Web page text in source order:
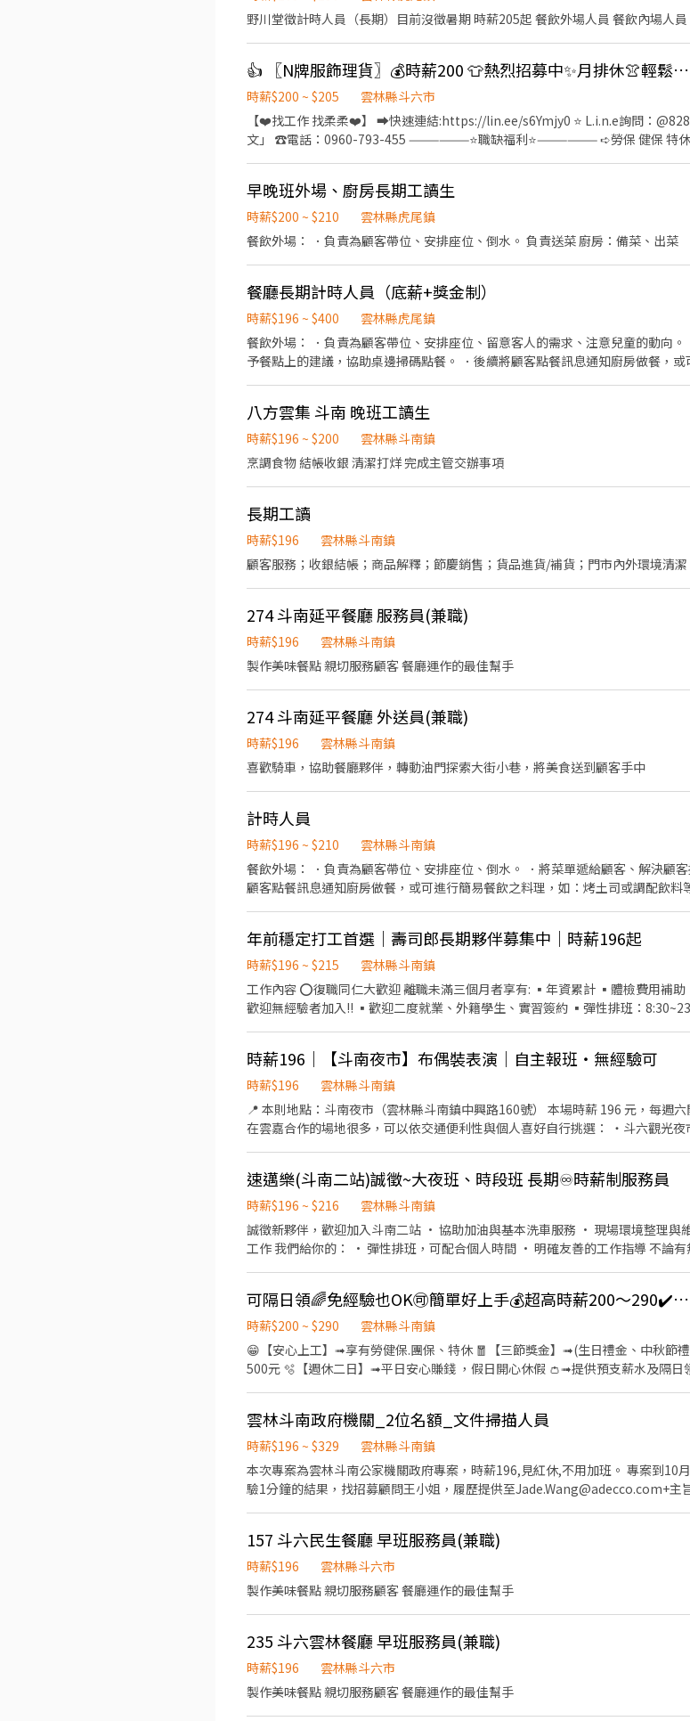
野川堂徵計時人員（長期）目前沒徵暑期 時薪205起 餐飲外場人員 餐飲內場人員
👍 〖N牌服飾理貨〗💰時薪200 👕熱烈招募中✨月排休👚輕鬆好上手【Z】
時薪$200 ~ $205
雲林縣斗六市
【❤️找工作 找柔柔❤️】 ➡️快速連結:https://lin.ee/s6Ymjy0 ⭐️ L.i.n.e詢問：
文」 ☎️電話：0960-793-455 ——————⭐️職缺福利⭐️—————— ➪勞保 健保 特休 ➪三節禮金或禮品 ➪可預支 ➪可警示帳戶 ➪x體
加班）再加 出勤津貼 5 元/時 ➡️薪資每月10號發放 —————— ❁ 工作內容 ❁————————— ◾ 進出貨作業(商品撿貨、分貨、理
貨) ◾ 確認貨品數量正確 ◾ 異常包裹作業
早晚班外場、廚房長期工讀生
時薪$200 ~ $210
雲林縣虎尾鎮
餐飲外場： ．負責為顧客帶位、安排座位、倒水。 負責送菜 廚房：備菜、出菜
餐廳長期計時人員（底薪+獎金制）
時薪$196 ~ $400
雲林縣虎尾鎮
餐飲外場： ．負責為顧客帶位、安排座位、留意客人的需求、注意兒童的動向。 ．將菜單遞給顧客、解決顧客提出之疑問，並給
予餐點上的建議，協助桌邊掃碼點餐。 ．後續將顧客點餐訊息通知廚房做餐，或可進行簡易餐飲之料理，如：烤製鬆餅、沙拉、
要的食材。 .處理炸物及烤物的製作及餐點出餐。 補充事項： .內外場間需互相合作幫助，沒有絕對外場或內場，依現場狀況做調
度。 ·店內有小庭院飼養烏龜及觀賞魚池，需照顧和維護環境等，主管交辦事項。 ·依入職時間及考績調薪，若達每月KPI依職
等額外給予獎金。 ·勞健保及勞退6%為基本保險，額外提供業主補償契約責任保險，任職滿一年提供員工健檢。 ·找尋熱情.親
切.有上進心的夥伴，不會無所謂，但需有認真學習的心態。
八方雲集 斗南 晚班工讀生
時薪$196 ~ $200
雲林縣斗南鎮
烹調食物 結帳收銀 清潔打烊 完成主管交辦事項
長期工讀
時薪$196
雲林縣斗南鎮
顧客服務；收銀結帳；商品解釋；節慶銷售；貨品進貨/補貨；門市內外環境清
274 斗南延平餐廳 服務員(兼職)
時薪$196
雲林縣斗南鎮
製作美味餐點 親切服務顧客 餐廳運作的最佳幫手
274 斗南延平餐廳 外送員(兼職)
時薪$196
雲林縣斗南鎮
喜歡騎車，協助餐廳夥伴，轉動油門探索大街小巷，將美食送到顧客手中
計時人員
時薪$196 ~ $210
雲林縣斗南鎮
餐飲外場： ．負責為顧客帶位、安排座位、倒水。 ．將菜單遞給顧客、解決顧
顧客點餐訊息通知廚房做餐，或可進行簡易餐飲之料理，如：烤土司或調配飲
重量。 ．負責擺盤、打包外帶服務。
年前穩定打工首選｜壽司郎長期夥伴募集中｜時薪196起
時薪$196 ~ $215
雲林縣斗南鎮
工作內容 ⭕復職同仁大歡迎 離職未滿三個月者享有: ▪年資累計 ▪體檢費用補
歡迎無經驗者加入!! ▪歡迎二度就業、外籍學生、實習簽約 ▪彈性排班：
以【5分鐘】為單位計算喔 ⭕企業魅力 ▪「以人為本」注重團隊合作及交流，
禮儀、衛生知識及專業的烹飪技巧，還可接觸店鋪的經營管理，例如：成本控管
依努力及成果將有升遷加薪的機會 ▪享有完善的福利制度，加班費為5分鐘為
灣，讓更多人有機會品嚐美味平價壽司，致力成為頂尖品牌 職務類別 餐飲服務
薪196~215元 （固定或變動薪資因個人資歷或績效而異） 工作性質 兼職 - 長期
市大學路二段300號 上班時段 日班/晚班/假日班，9:00~23:00，需輪班 休假制
時薪196｜【斗南夜市】布偶裝表演｜自主報班・無經驗可
時薪$196
雲林縣斗南鎮
📍 本則地點：斗南夜市（雲林縣斗南鎮中興路160號） 本場時薪 196 元，每週六開班。 ※ 能去越多場地，錄取機率越高！ 我們
在雲嘉合作的場地很多，可以依交通便利性與個人喜好自行挑選： ・斗六觀光夜市、斗六成功夜市（斗六市）｜時薪 196 ・虎尾
舉，請見諒。 🎯 第一次上場不用怕 我們雲嘉的主場在斗六觀光夜市、彩虹夜市，人潮最多、場次最密、帶新人的人手都在那
裡。新人第一次上場會先安排在有人帶的場次跟著跑，練熟場感之後，就能自己來跑斗
斗南中興路，斗六、大林、古坑過來都方便。 班表上沒有列出的夜市或場地也能報名嗎？當然可以！雲林、嘉義、台南只要你跑
得到的夜市、商圈、活動、市集，都歡迎主動提出來，談得下來的場地我們就直接開班給你跑。 🌟 工作
表自己挑，想跑幾天就跑幾天，享受真正的工作自由。 ・新手友善機制：第一次
再開始長期排班。 ・場次穩定：雲嘉各點每週都有場可報，不用等，這週就能
動，跳一場等於健身房一小時。 ・大方展現自我：跳舞、揮手、搞怪、拍照互動都大受歡迎
流程。 ・適合對象：性格開朗、能配合夜間時段、不怕在人群面前表現的你。
備任何東西，也不用先付任何費用。 ・全台皆有團隊：桃城義演團服務範圍涵
點，搬家或回鄉也能繼續跑，不用重新應徵。 📝 面試怎麼進行 面試安排在雲嘉當天有人上班的夜市現場，只需要配合 1 個小
時，不用整場，當天就能看到實際工作的樣子，覺得合適再繼續排班，不勉強。 有興趣直接留言或私訊，會有專人跟你說明面試
流程。
速邁樂(斗南二站)誠徵~大夜班、時段班 長期♾️時薪制服務員
時薪$196 ~ $216
雲林縣斗南鎮
誠徵新夥伴，歡迎加入斗南二站 • 協助加油與基本洗車服務 • 現場環境整理
工作 我們給你的： • 彈性排班，可配合個人時間 • 明確友善的工作指導 不論
可隔日領🌈免經驗也OK🉑️簡單好上手💰超高時薪200～290✔️快速上工✔️
時薪$200 ~ $290
雲林縣斗南鎮
😁【安心上工】➟享有勞健保.團保、特休 🧧【三節獎金】➟(生日禮金、中秋節
500元 🫧【週休二日】➟平日安心賺錢 ，假日開心休假 👛➟提供預支薪水及隔日領，警示戶可
元，檔期津貼15元/時 ⭐長期晚班:15:30~00:30，休息一小時，時薪205元，檔
小時，時薪215元，檔期津貼75元/時 ⭐長期晚八:20:00~00:00，時薪200元，檔期津貼30元/時 📆周休制
日):09:00-18:00，休息一小時，時薪200/時，檔期津貼10元/時 ⭐長期晚班(休
期津貼35元/時 ⭐長期大夜班(休六日):00:00~09:00，休息一小時，時薪210/時，
一):20:00~00:00，時薪200元，檔期津貼20元/時 ⭐檔期津貼需上滿該班別時數方可領取 ∞∞∞◢┃詢問預約┃◣∞∞∞ ✅服務
專員➠文文小姐 ✅
雲林斗南政府機關_2位名額_文件掃描人員
時薪$196 ~ $329
雲林縣斗南鎮
本次專案為雲林斗南公家機關政府專案，時薪196,見紅休,不用加班。 專案到10
驗1分鐘的結果，找招募顧問王小姐，履歷提供至Jade.Wang@adecco.com+主
檔、歸檔、文件打包、裝盒及其他主管交辦事項 3.文件建檔的速度與準確度高
5.遇到不會的問題勇於發問,每日皆有主管在現場教導 專案時間：至報到日起，上
中職/大學畢業,有相關行政經驗or文書能力好都歡迎來應徵喔 ************************* 加分: 會倉頡/無蝦米輸入法(會的話投
遞履歷請註明)
157 斗六民生餐廳 早班服務員(兼職)
時薪$196
雲林縣斗六市
製作美味餐點 親切服務顧客 餐廳運作的最佳幫手
235 斗六雲林餐廳 早班服務員(兼職)
時薪$196
雲林縣斗六市
製作美味餐點 親切服務顧客 餐廳運作的最佳幫手